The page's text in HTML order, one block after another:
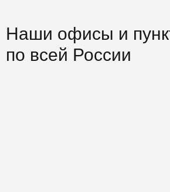
Наши офисы и
по всей России